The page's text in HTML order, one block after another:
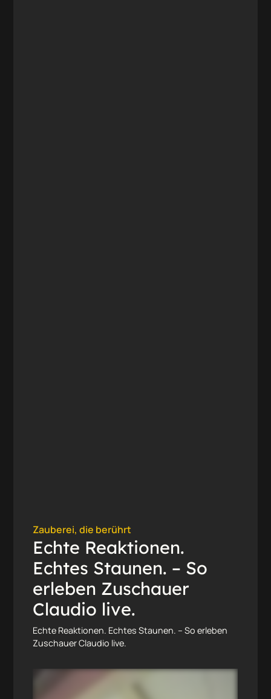
Zauberei, die berührt
Echte Reaktionen.
Echtes Staunen. – So
erleben Zuschauer
Claudio live.
Echte Reaktionen. Echtes Staunen. – So erleben
Zuschauer Claudio live.